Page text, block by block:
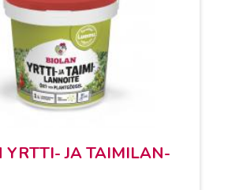
YRT­TI- JA TAI­MI­LAN­